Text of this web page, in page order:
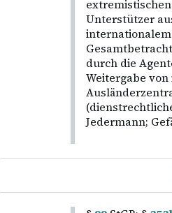
Unterstützer
durch die
Weitergabe
Jedermann;